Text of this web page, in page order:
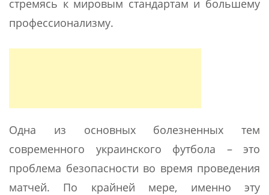
стремясь к мировым стандартам и большему
профессионализму.
Одна из основных болезненных тем
современного украинского футбола – это
проблема безопасности во время проведения
матчей. По крайней мере, именно эту